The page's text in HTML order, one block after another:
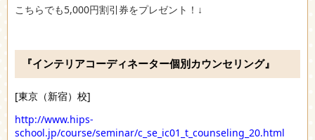
こちらでも5,000円割引券をプレゼント！↓
『インテリアコーディネーター個別カウンセリング』
[東京（新宿）校]
http://www.hips-
school.jp/course/seminar/c_se_ic01_t_counseling_20.html